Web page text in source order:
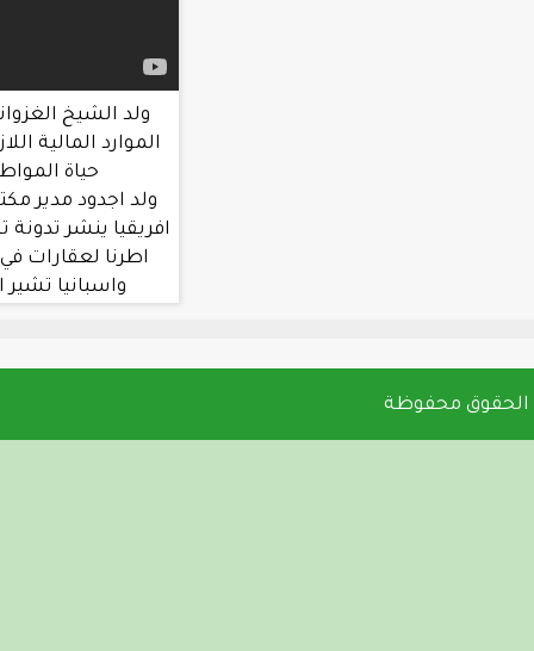
ولد الشيخ الغزواني : الحكومة عبأت
الموارد المالية اللازمة لتحسين ظروف
حياة المواطنين في جول
ولد اجدود مدير مكتب العربية في غرب
افريقيا ينشر تدونة تشير الي تملك بعض
اطرنا لعقارات في دول مثل المغرب
واسبانيا تشير الي اختلاس بين